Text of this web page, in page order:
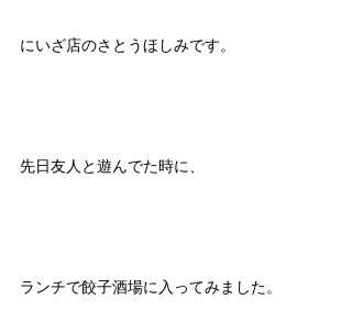
にいざ店のさとうほしみです。
先日友人と遊んでた時に、
ランチで餃子酒場に入ってみました。